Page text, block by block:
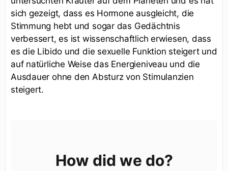
sich gezeigt, dass es Hormone ausgleicht, die
Stimmung hebt und sogar das Gedächtnis
verbessert, es ist wissenschaftlich erwiesen, dass
es die Libido und die sexuelle Funktion steigert und
auf natürliche Weise das Energieniveau und die
Ausdauer ohne den Absturz von Stimulanzien
steigert.
How did we do?